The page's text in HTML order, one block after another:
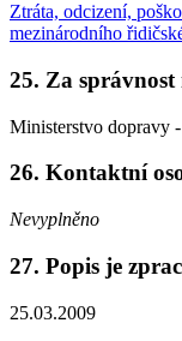
Ztráta, odcizení,
mezinárodního
25. Za
Ministerstvo dopravy
26. Kontaktní
Nevyplněno
27. Popis je
25.03.2009